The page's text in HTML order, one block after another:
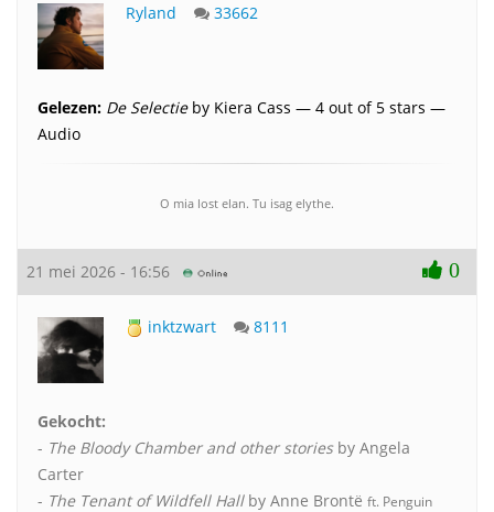
Ryland 33662
Gelezen: De Selectieby Kiera Cass — 4 out of 5 stars —
Audio
O mia lost elan. Tu isag elythe.
21 mei 2026 - 16:56 0
inktzwart 8111
Gekocht:
- The Bloody Chamber and other storiesby Angela
Carter
- The Tenant of Wildfell Hallby Anne Brontë ft. Penguin